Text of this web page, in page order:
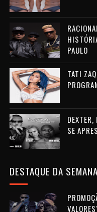
PAULO
TATI
SE
DESTAQUE DA